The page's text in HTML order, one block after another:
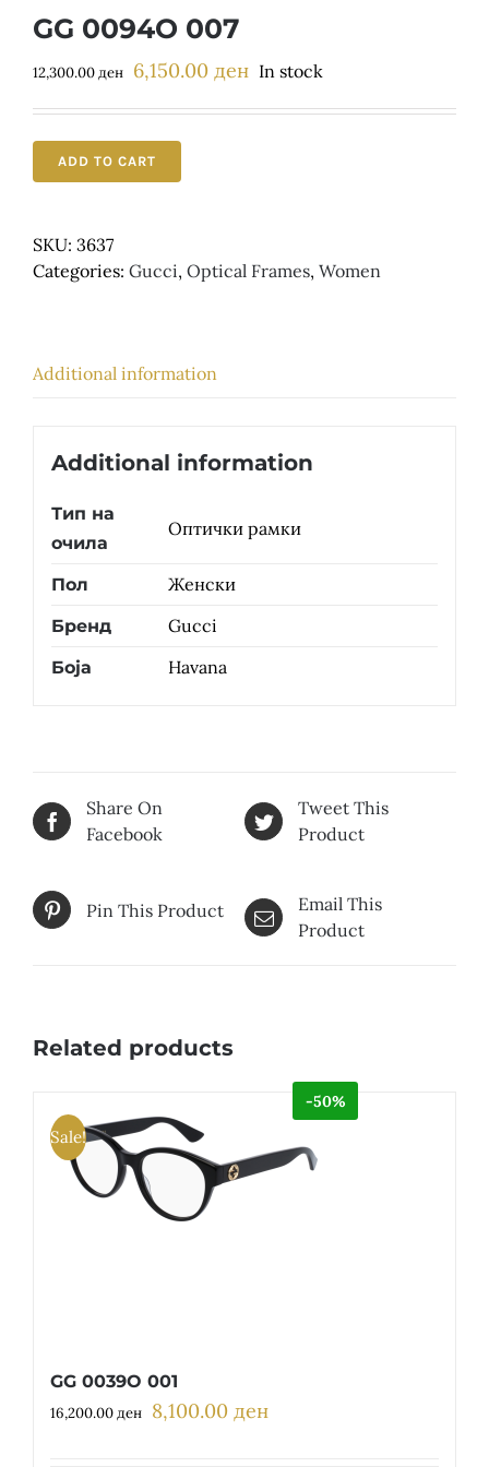
GG 0094O 007
12,300.00ден Original
was:
12,300.00 ден.
6,150.00 денCurrent
is:
In stock
ADD TO CART
SKU: 3637
Categories: Gucci, Optical Frames, Women
Additional information
Additional information
Тип на
очила
Оптички рамки
Пол Женски
Бренд Gucci
Боја Havana
Share On
Facebook
Tweet This
Product
Pin This Product
Email This
Product
Related products
Sale!
-50%
GG 0039O 001
16,200.00ден Original
8,100.00 денCurrent